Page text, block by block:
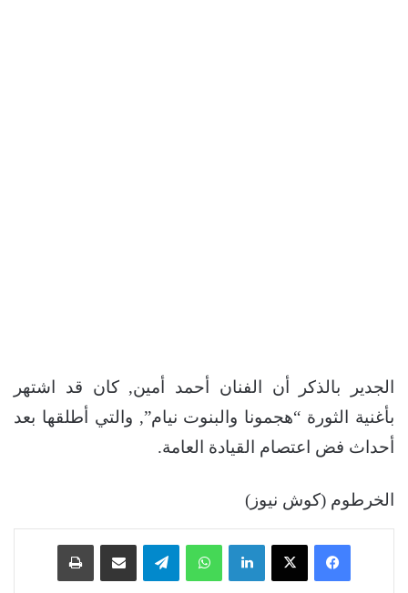
الجدير بالذكر أن الفنان أحمد أمين, كان قد اشتهر
بأغنية الثورة “هجمونا والبنوت نيام”, والتي أطلقها بعد
أحداث فض اعتصام القيادة العامة.
الخرطوم (كوش نيوز)
فيسبوك ‫X لينكدإن واتساب تيلقرام